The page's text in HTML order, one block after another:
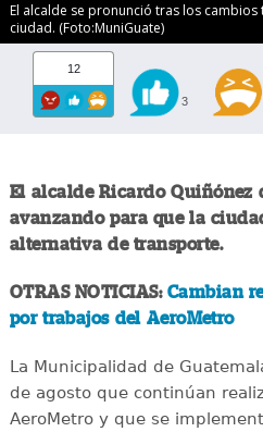
El alcalde se pronunció tras los
ciudad. (Foto:MuniGuate)
12
3
El alcalde Ricardo Quiñónez
avanzando para que la
alternativa de transporte.
OTRAS NOTICIAS: Cambian
por trabajos del AeroMetro
La Municipalidad de
de agosto que continúan
AeroMetro y que se